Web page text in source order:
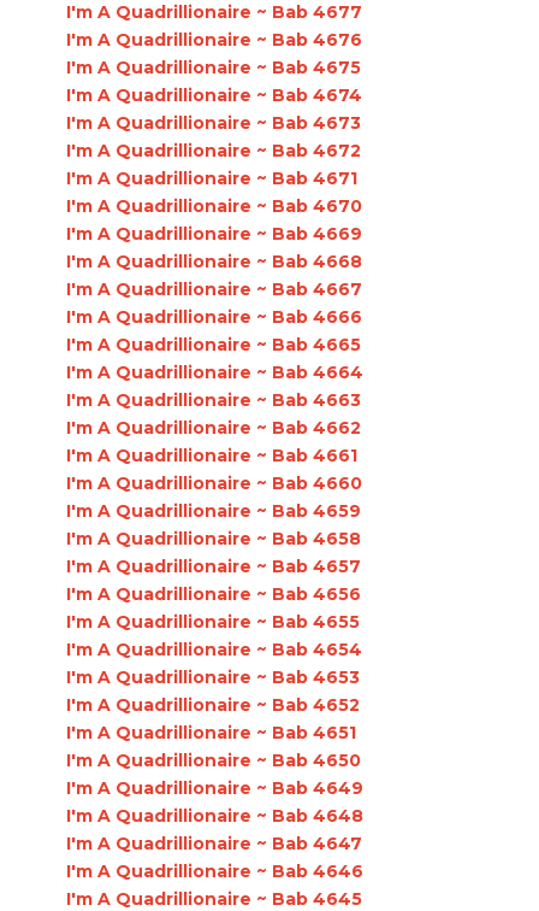
I'm A Quadrillionaire ~ Bab 4677
I'm A Quadrillionaire ~ Bab 4676
I'm A Quadrillionaire ~ Bab 4675
I'm A Quadrillionaire ~ Bab 4674
I'm A Quadrillionaire ~ Bab 4673
I'm A Quadrillionaire ~ Bab 4672
I'm A Quadrillionaire ~ Bab 4671
I'm A Quadrillionaire ~ Bab 4670
I'm A Quadrillionaire ~ Bab 4669
I'm A Quadrillionaire ~ Bab 4668
I'm A Quadrillionaire ~ Bab 4667
I'm A Quadrillionaire ~ Bab 4666
I'm A Quadrillionaire ~ Bab 4665
I'm A Quadrillionaire ~ Bab 4664
I'm A Quadrillionaire ~ Bab 4663
I'm A Quadrillionaire ~ Bab 4662
I'm A Quadrillionaire ~ Bab 4661
I'm A Quadrillionaire ~ Bab 4660
I'm A Quadrillionaire ~ Bab 4659
I'm A Quadrillionaire ~ Bab 4658
I'm A Quadrillionaire ~ Bab 4657
I'm A Quadrillionaire ~ Bab 4656
I'm A Quadrillionaire ~ Bab 4655
I'm A Quadrillionaire ~ Bab 4654
I'm A Quadrillionaire ~ Bab 4653
I'm A Quadrillionaire ~ Bab 4652
I'm A Quadrillionaire ~ Bab 4651
I'm A Quadrillionaire ~ Bab 4650
I'm A Quadrillionaire ~ Bab 4649
I'm A Quadrillionaire ~ Bab 4648
I'm A Quadrillionaire ~ Bab 4647
I'm A Quadrillionaire ~ Bab 4646
I'm A Quadrillionaire ~ Bab 4645